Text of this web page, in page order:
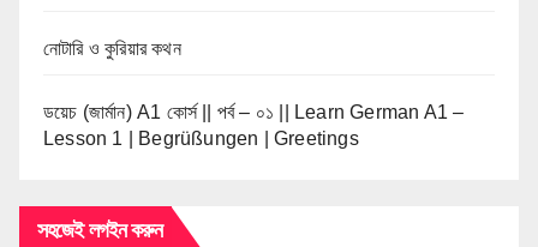
নোটারি ও কুরিয়ার কথন
ডয়েচ (জার্মান) A1 কোর্স || পর্ব – ০১ || Learn German A1 –
Lesson 1 | Begrüßungen | Greetings
সহজেই লগইন করুন